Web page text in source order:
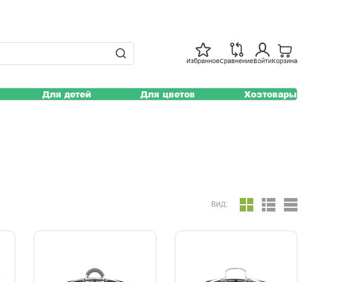
ИзбранноеСравнение Войти Корзина
Для детей Для цветов Хозтовары
Вид: